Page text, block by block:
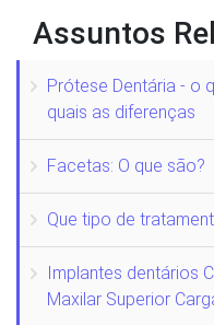
Assuntos
Prótese Dentária - o
quais as diferenças
Facetas: O que são?
Que tipo de
Implantes dentários
Maxilar Superior